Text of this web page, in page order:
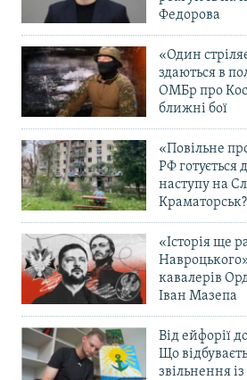
Федорова
«Один
здаються в
ОМБр про
ближні бої
«Повільне
РФ готується
наступу на
Краматорськ?
«Історія ще
кавалерів
Іван Мазепа
Від ейфорії
Що
звільнення